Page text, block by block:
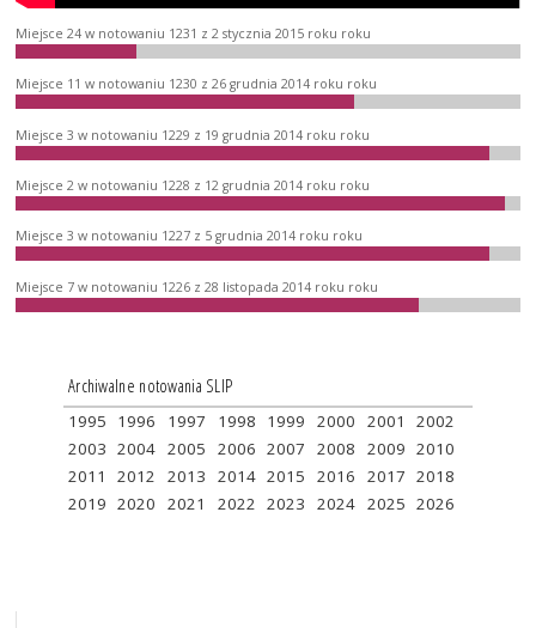
Miejsce 24 w notowaniu 1231 z 2 stycznia 2015 roku roku
Miejsce 11 w notowaniu 1230 z 26 grudnia 2014 roku roku
Miejsce 3 w notowaniu 1229 z 19 grudnia 2014 roku roku
Miejsce 2 w notowaniu 1228 z 12 grudnia 2014 roku roku
Miejsce 3 w notowaniu 1227 z 5 grudnia 2014 roku roku
Miejsce 7 w notowaniu 1226 z 28 listopada 2014 roku roku
Archiwalne notowania SLIP
1995 1996 1997 1998 1999 2000 2001
2002
2003 2004 2005 2006 2007 2008 2009 2010
2011
2012 2013 2014 2015 2016 2017 2018
2019 2020 2021 2022 2023 2024 2025 2026